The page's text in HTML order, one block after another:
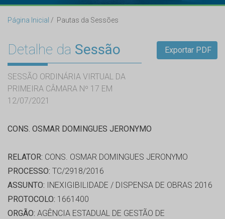
Página Inicial Pautas da Sessões
Detalhe da Sessão
SESSÃO ORDINÁRIA VIRTUAL DA
PRIMEIRA CÂMARA Nº 17 EM
12/07/2021
Exportar PDF
CONS. OSMAR DOMINGUES JERONYMO
RELATOR: CONS. OSMAR DOMINGUES JERONYMO
PROCESSO: TC/2918/2016
ASSUNTO: INEXIGIBILIDADE / DISPENSA DE OBRAS 2016
PROTOCOLO: 1661400
ORGÃO: AGÊNCIA ESTADUAL DE GESTÃO DE